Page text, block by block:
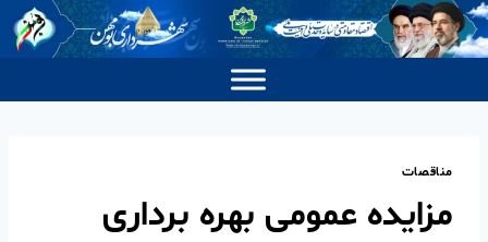
مناقصات
مزایده عمومی بهره برداری